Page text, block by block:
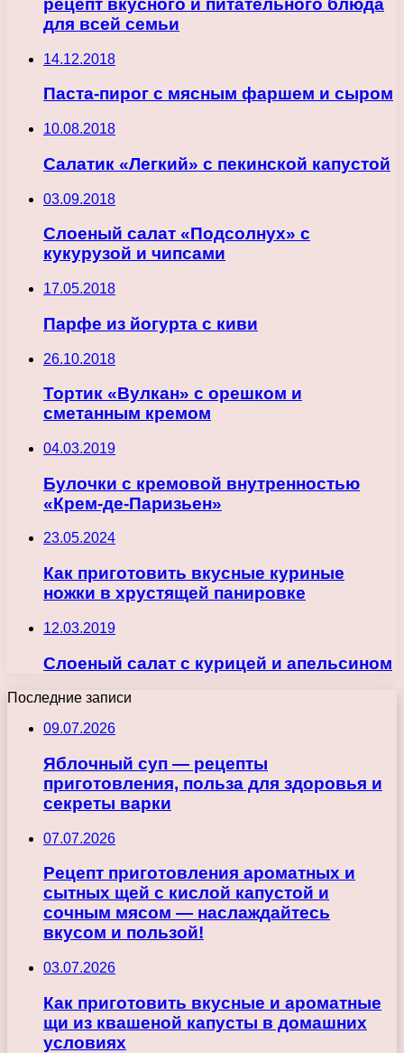
рецепт вкусного и питательного блюда
для всей семьи
14.12.2018
Паста-пирог с мясным фаршем и сыром
10.08.2018
Салатик «Легкий» с пекинской капустой
03.09.2018
Слоеный салат «Подсолнух» с
кукурузой и чипсами
17.05.2018
Парфе из йогурта с киви
26.10.2018
Тортик «Вулкан» с орешком и
сметанным кремом
04.03.2019
Булочки с кремовой внутренностью
«Крем-де-Паризьен»
23.05.2024
Как приготовить вкусные куриные
ножки в хрустящей панировке
12.03.2019
Слоеный салат с курицей и апельсином
Последние записи
09.07.2026
Яблочный суп — рецепты
приготовления, польза для здоровья и
секреты варки
07.07.2026
Рецепт приготовления ароматных и
сытных щей с кислой капустой и
сочным мясом — наслаждайтесь
вкусом и пользой!
03.07.2026
Как приготовить вкусные и ароматные
щи из квашеной капусты в домашних
условиях